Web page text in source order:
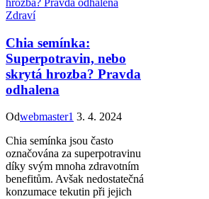
Zdraví
Chia semínka:
Superpotravin, nebo
skrytá hrozba? Pravda
odhalena
Odwebmaster1 3. 4. 2024
Chia semínka jsou často
označována za superpotravinu
díky svým mnoha zdravotním
benefitům. Avšak nedostatečná
konzumace tekutin při jejich